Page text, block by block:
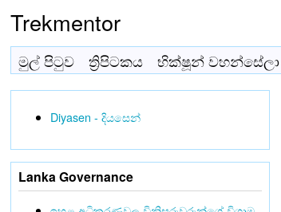
Trekmentor
මුල් පිටුව ත්‍රිපිටකය භික්ෂූන් වහන්සේලා
Diyasen - දියසෙන්
Lanka Governance